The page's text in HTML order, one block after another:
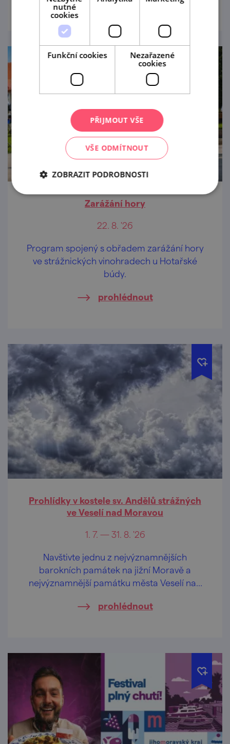
Zarážání hory
22. 8. '26
Program spojený s obřadem zarážání hory
ve strážnických vinohradech u Hotařské
búdy.
prohlédnout
Prohlídky v kostele sv. Andělů strážných
ve Veselí nad Moravou
1. 7. — 31. 8. '26
Navštivte jednu z nejvýznamnějších
barokních památek na jižní Moravě a
nejvýznamnější památku města Veselí nad
prohlédnout
nutné
cookies
Funkční cookies
Nezařazené
cookies
PŘIJMOUT VŠE
VŠE ODMÍTNOUT
ZOBRAZIT PODROBNOSTI